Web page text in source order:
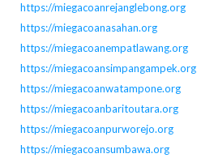
https://miegacoanrejanglebong.org
https://miegacoanasahan.org
https://miegacoanempatlawang.org
https://miegacoansimpangampek.org
https://miegacoanwatampone.org
https://miegacoanbaritoutara.org
https://miegacoanpurworejo.org
https://miegacoansumbawa.org